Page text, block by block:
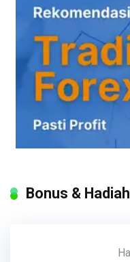
Bonus & Hadiah